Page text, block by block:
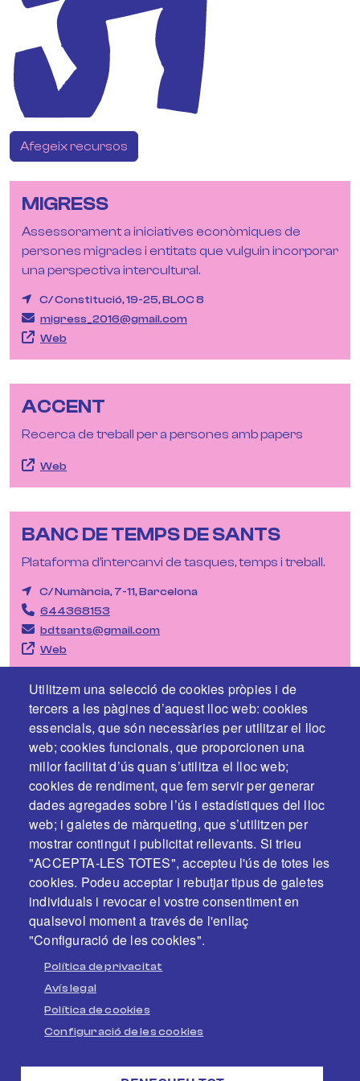
Afegeix recursos
MIGRESS
Assessorament a iniciatives econòmiques de
persones migrades i entitats que vulguin incorporar
una perspectiva intercultural.
C/ Constitució, 19-25, BLOC 8
migress_2016@gmail.com
Web
ACCENT
Recerca de treball per a persones amb papers
Web
BANC DE TEMPS DE SANTS
Plataforma d’intercanvi de tasques, temps i treball.
C/ Numància, 7-11, Barcelona
644368153
bdtsants@gmail.com
Web
En col·laboració i amb el suport de:
PEU
Avís legal
Política de cookies
Utilitzem una selecció de cookies pròpies i de
tercers a les pàgines d’aquest lloc web: cookies
essencials, que són necessàries per utilitzar el lloc
web; cookies funcionals, que proporcionen una
millor facilitat d’ús quan s’utilitza el lloc web;
cookies de rendiment, que fem servir per generar
dades agregades sobre l’ús i estadístiques del lloc
web; i galetes de màrqueting, que s’utilitzen per
mostrar contingut i publicitat rellevants. Si trieu
"ACCEPTA-LES TOTES", accepteu l'ús de totes les
cookies. Podeu acceptar i rebutjar tipus de galetes
individuals i revocar el vostre consentiment en
qualsevol moment a través de l'enllaç
"Configuració de les cookies".
Política de privacitat
Avís legal
Política de cookies
Configuració de les cookies